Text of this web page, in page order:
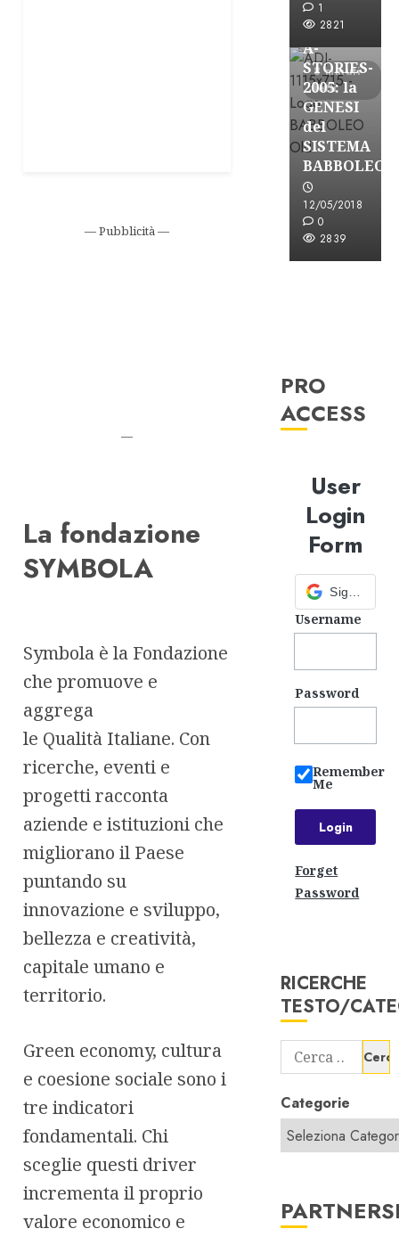
— Pubblicità —
—
La fondazione
SYMBOLA
Symbola è la Fondazione
che promuove e
aggrega
le Qualità Italiane. Con
ricerche, eventi e
progetti racconta
aziende e istituzioni che
migliorano il Paese
puntando su
innovazione e sviluppo,
bellezza e creatività,
capitale umano e
territorio.
Green economy, cultura
e coesione sociale sono i
tre indicatori
fondamentali. Chi
sceglie questi driver
incrementa il proprio
valore economico e
1
2821
8 minuti
letti
FREE
A-
STORIES-
2005: la
GENESI
del
SISTEMA
BABBOLEO
12/05/2018
0
2839
PRO
ACCESS
User
Login
Form
Sign in with Google
Username
Password
Remember
Me
Forget
Password
RICERCHE
TESTO/
Ricerca
per:
Categorie